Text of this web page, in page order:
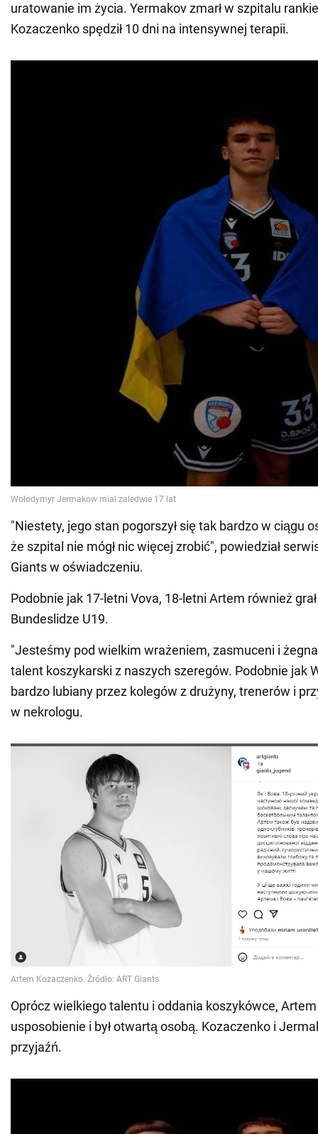
uratowanie im życia. Yermakov zmarł w szpitalu
Kozaczenko spędził 10 dni na intensywnej terapii.
"Niestety, jego stan pogorszył się tak bardzo w ciągu
że szpital nie mógł nic więcej zrobić", powiedział
Giants w oświadczeniu.
Podobnie jak 17-letni Vova, 18-letni Artem również
Bundeslidze U19.
"Jesteśmy pod wielkim wrażeniem, zasmuceni i
talent koszykarski z naszych szeregów. Podobnie jak
bardzo lubiany przez kolegów z drużyny, trenerów i
w nekrologu.
Oprócz wielkiego talentu i oddania koszykówce, Artem
usposobienie i był otwartą osobą. Kozaczenko i
przyjaźń.